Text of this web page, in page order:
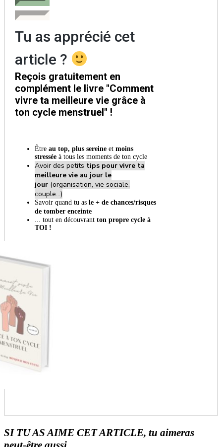
Tu as apprécié cet
article ?
Reçois gratuitement en
complément le livre "Comment
vivre ta meilleure vie grâce à
ton cycle menstruel" !
Être au top, plus sereine et moins
stressée à tous les moments de ton cycle
Avoir des petits tips pour vivre ta
meilleure vie au jour le
jour (organisation, vie sociale,
couple...)
Savoir quand tu as le + de chances/risques
de tomber enceinte
... tout en découvrant ton propre cycle à
TOI !
JE VEUX
LIVRE
SI TU AS AIME CET ARTICLE, tu aimeras